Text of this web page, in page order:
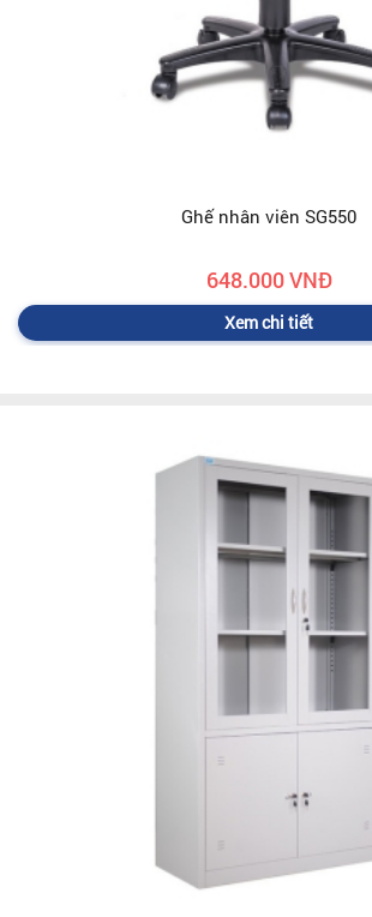
Ghế nhân viên SG550
648.000 VNĐ
Xem chi tiết